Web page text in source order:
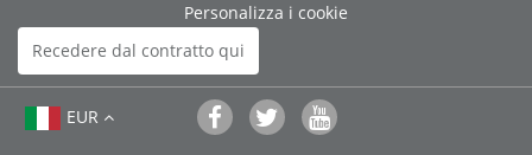
Personalizza i cookie
Recedere dal contratto qui
EUR